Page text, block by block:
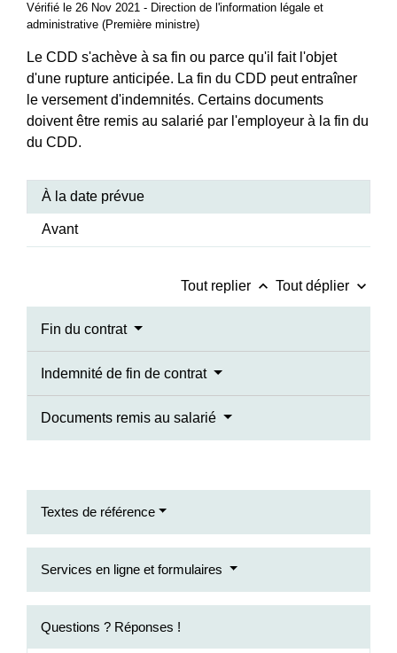
Vérifié le 26 Nov 2021 - Direction de l'information légale et
administrative (Première ministre)
Le CDD s'achève à sa fin ou parce qu'il fait l'objet
d'une rupture anticipée. La fin du CDD peut entraîner
le versement d'indemnités. Certains documents
doivent être remis au salarié par l'employeur à la fin du
du CDD.
À la date prévue
Avant
Tout replier keyboard_arrow_up Tout déplier keyboard_arrow_down
Fin du contrat
Indemnité de fin de contrat
Documents remis au salarié
Textes de référence
Services en ligne et formulaires
Questions ? Réponses !